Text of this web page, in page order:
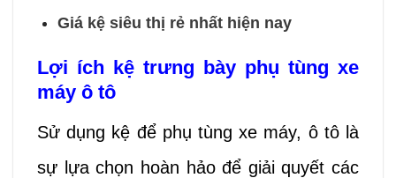
Giá kệ siêu thị rẻ nhất hiện nay
Lợi ích kệ trưng bày phụ tùng xe
máy ô tô
Sử dụng kệ để phụ tùng xe máy, ô tô là
sự lựa chọn hoàn hảo để giải quyết các